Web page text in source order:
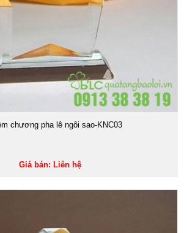
chương pha lê ngôi sao-KNC03
Giá bán: Liên hệ